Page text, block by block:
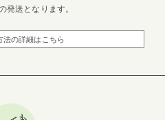
発送となります。
の詳細はこちら